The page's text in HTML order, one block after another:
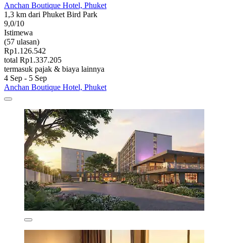
Anchan Boutique Hotel, Phuket
1,3 km dari Phuket Bird Park
9,0/10
Istimewa
(57 ulasan)
Rp1.126.542
total Rp1.337.205
termasuk pajak & biaya lainnya
4 Sep - 5 Sep
Anchan Boutique Hotel, Phuket